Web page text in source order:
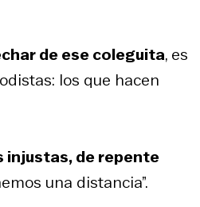
de ese coleguita, es
los que hacen
injustas, de repente
una distancia”.